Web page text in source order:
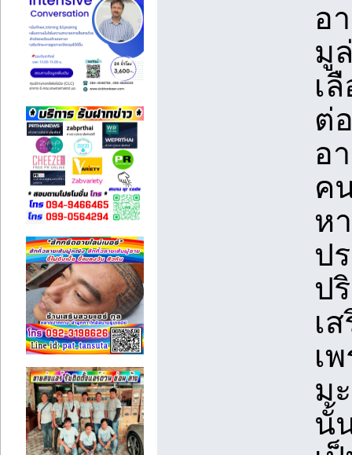
อ
มู
เ
ต่
อ
ค
ห
ป
ป
เ
เ
ม
นั้